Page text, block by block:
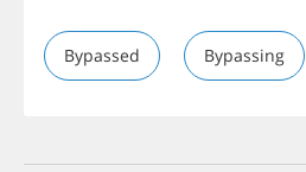
Bypassed Bypassing